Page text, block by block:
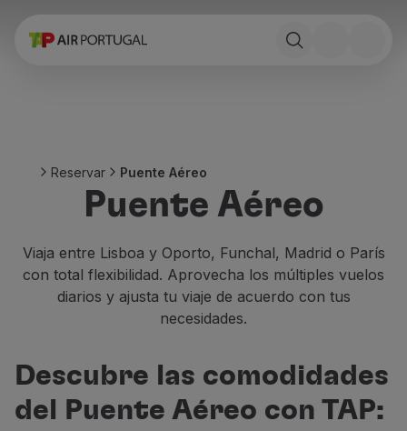
Reservar
Stopover
Información de viaje
Necesidades especiales
Viajar con animales
Bebes y niños
Volar en Business
Volar en Economy Prime
Volar en Economy
Reservar Puente Aéreo
Puente Aéreo
Viaja entre Lisboa y Oporto, Funchal, Madrid o París
con total flexibilidad. Aprovecha los múltiples vuelos
diarios y ajusta tu viaje de acuerdo con tus
necesidades.
Descubre las comodidades
del Puente Aéreo con TAP: